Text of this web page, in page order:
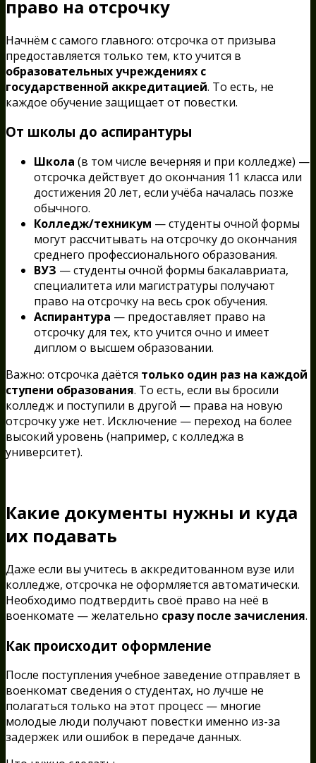
право на отсрочку
Начнём с самого главного: отсрочка от призыва
предоставляется только тем, кто учится в
образовательных учреждениях с
государственной аккредитацией. То есть, не
каждое обучение защищает от повестки.
От школы до аспирантуры
Школа (в том числе вечерняя и при колледже) —
отсрочка действует до окончания 11 класса или
достижения 20 лет, если учёба началась позже
обычного.
Колледж/техникум — студенты очной формы
могут рассчитывать на отсрочку до окончания
среднего профессионального образования.
ВУЗ — студенты очной формы бакалавриата,
специалитета или магистратуры получают
право на отсрочку на весь срок обучения.
Аспирантура — предоставляет право на
отсрочку для тех, кто учится очно и имеет
диплом о высшем образовании.
Важно: отсрочка даётся только один раз на каждой
ступени образования. То есть, если вы бросили
колледж и поступили в другой — права на новую
отсрочку уже нет. Исключение — переход на более
высокий уровень (например, с колледжа в
университет).
Какие документы нужны и куда
их подавать
Даже если вы учитесь в аккредитованном вузе или
колледже, отсрочка не оформляется автоматически.
Необходимо подтвердить своё право на неё в
военкомате — желательно сразу после зачисления.
Как происходит оформление
После поступления учебное заведение отправляет в
военкомат сведения о студентах, но лучше не
полагаться только на этот процесс — многие
молодые люди получают повестки именно из-за
задержек или ошибок в передаче данных.